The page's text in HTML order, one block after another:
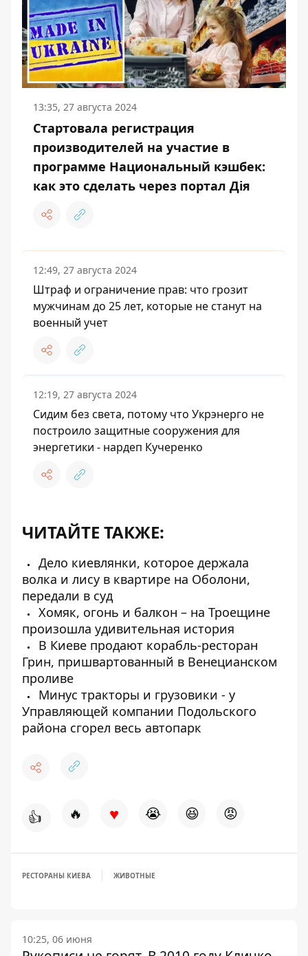
13:35, 27 августа 2024
Стартовала регистрация
производителей на участие в
программе Национальный кэшбек:
как это сделать через портал Дія
12:49, 27 августа 2024
Штраф и ограничение прав: что грозит
мужчинам до 25 лет, которые не станут на
военный учет
12:19, 27 августа 2024
Сидим без света, потому что Укрэнерго не
построило защитные сооружения для
энергетики - нардеп Кучеренко
ЧИТАЙТЕ ТАКЖЕ:
Дело киевлянки, которое держала
волка и лису в квартире на Оболони,
передали в суд
Хомяк, огонь и балкон – на Троещине
произошла удивительная история
В Киеве продают корабль-ресторан
Грин, пришвартованный в Венецианском
проливе
Минус тракторы и грузовики - у
Управляющей компании Подольского
района сгорел весь автопарк
👍 🔥 ♥ 😭 😆 😡
РЕСТОРАНЫ КИЕВА ЖИВОТНЫЕ
10:25, 06 июня